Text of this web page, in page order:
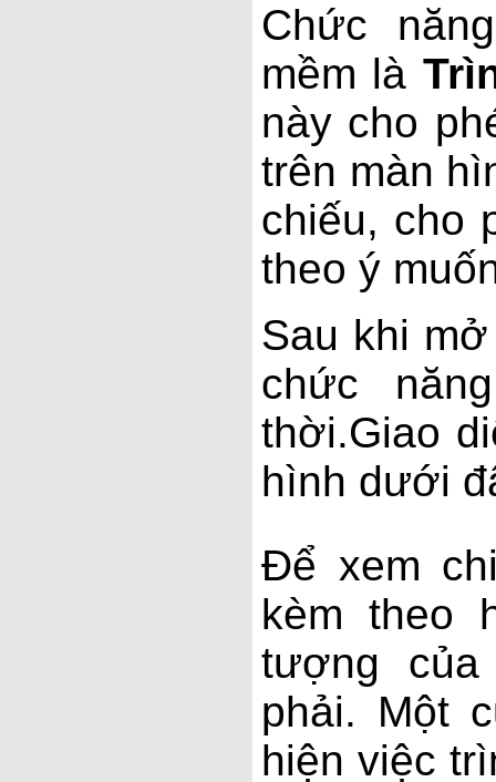
Chức
mềm là
này cho
trên màn
chiếu, cho
theo ý
Sau khi
chức
thời.Giao
hình dưới
Để xem
kèm theo
tượng
phải. Một
hiện việc